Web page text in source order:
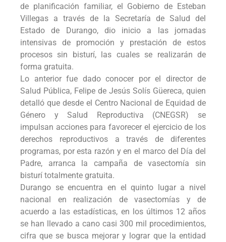
de planificación familiar, el Gobierno de Esteban
Villegas a través de la Secretaría de Salud del
Estado de Durango, dio inicio a las jornadas
intensivas de promoción y prestación de estos
procesos sin bisturí, las cuales se realizarán de
forma gratuita.
Lo anterior fue dado conocer por el director de
Salud Pública, Felipe de Jesús Solís Güereca, quien
detalló que desde el Centro Nacional de Equidad de
Género y Salud Reproductiva (CNEGSR) se
impulsan acciones para favorecer el ejercicio de los
derechos reproductivos a través de diferentes
programas, por esta razón y en el marco del Día del
Padre, arranca la campaña de vasectomía sin
bisturí totalmente gratuita.
Durango se encuentra en el quinto lugar a nivel
nacional en realización de vasectomías y de
acuerdo a las estadísticas, en los últimos 12 años
se han llevado a cano casi 300 mil procedimientos,
cifra que se busca mejorar y lograr que la entidad